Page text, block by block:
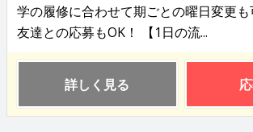
学の履修に合わせて期ごとの曜日変更
友達との応募もOK！ 【1日の流...
詳しく見る